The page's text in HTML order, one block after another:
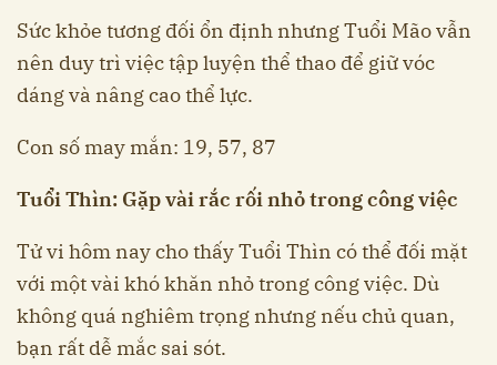
Sức khỏe tương đối ổn định nhưng Tuổi Mão vẫn
nên duy trì việc tập luyện thể thao để giữ vóc
dáng và nâng cao thể lực.
Con số may mắn: 19, 57, 87
Tuổi Thìn: Gặp vài rắc rối nhỏ trong công việc
Tử vi hôm nay cho thấy Tuổi Thìn có thể đối mặt
với một vài khó khăn nhỏ trong công việc. Dù
không quá nghiêm trọng nhưng nếu chủ quan,
bạn rất dễ mắc sai sót.